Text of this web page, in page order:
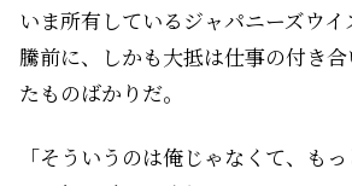
いま所有しているジャパニーズウ
騰前に、しかも大抵は仕事の付き
たものばかりだ。
「そういうのは俺じゃなくて、も